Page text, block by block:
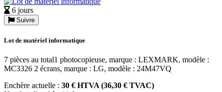
6 jours
Suivre
Lot de matériel informatique
7 pièces au total1 photocopieuse, marque : LEXMARK, modèle :
MC3326 2 écrans, marque : LG, modèle : 24M47VQ
Enchère actuelle : 30 € HTVA (36,30 € TVAC)